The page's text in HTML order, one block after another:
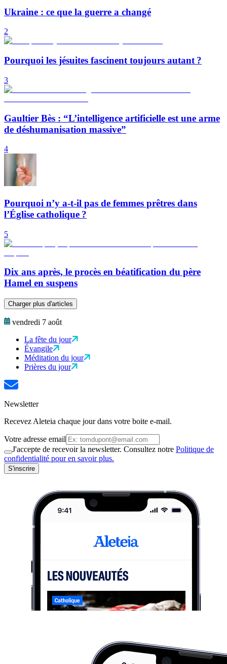
Ukraine : ce que la guerre a changé
2
Pourquoi les jésuites fascinent toujours autant ?
3
Gaultier Bès : “L’intelligence artificielle est une arme
de déshumanisation massive”
4
Pourquoi n’y a-t-il pas de femmes prêtres dans
l’Église catholique ?
5
Dix ans après, le procès en béatification du père
Hamel en suspens
Charger plus d'articles
vendredi 7 août
La fête du jour
Évangile
Méditation du jour
Prières du jour
Newsletter
Recevez Aleteia chaque jour dans votre boite e-mail.
Votre adresse email
J'accepte de recevoir la newsletter. Consultez notre Politique de
confidentialité pour en savoir plus.
S'inscrire